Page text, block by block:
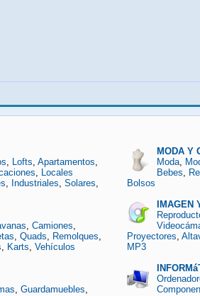
, Lofts, Apartamentos,
, Locales
, Industriales, Solares,
, Camiones,
, Quads, Remolques,
, Karts, Vehículos
, Guardamuebles,
MODA Y
Moda,
Bebes,
Bolsos
IMAGEN
Proyectores,
MP3